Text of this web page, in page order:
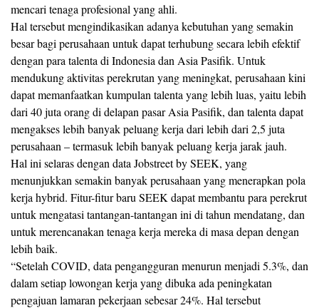
mencari tenaga profesional yang ahli.
Hal tersebut mengindikasikan adanya kebutuhan yang semakin
besar bagi perusahaan untuk dapat terhubung secara lebih efektif
dengan para talenta di Indonesia dan Asia Pasifik. Untuk
mendukung aktivitas perekrutan yang meningkat, perusahaan kini
dapat memanfaatkan kumpulan talenta yang lebih luas, yaitu lebih
dari 40 juta orang di delapan pasar Asia Pasifik, dan talenta dapat
mengakses lebih banyak peluang kerja dari lebih dari 2,5 juta
perusahaan – termasuk lebih banyak peluang kerja jarak jauh.
Hal ini selaras dengan data Jobstreet by SEEK, yang
menunjukkan semakin banyak perusahaan yang menerapkan pola
kerja hybrid. Fitur-fitur baru SEEK dapat membantu para perekrut
untuk mengatasi tantangan-tantangan ini di tahun mendatang, dan
untuk merencanakan tenaga kerja mereka di masa depan dengan
lebih baik.
“Setelah COVID, data pengangguran menurun menjadi 5.3%, dan
dalam setiap lowongan kerja yang dibuka ada peningkatan
pengajuan lamaran pekerjaan sebesar 24%. Hal tersebut